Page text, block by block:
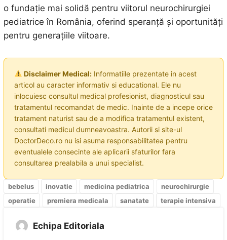
o fundație mai solidă pentru viitorul neurochirurgiei
pediatrice în România, oferind speranță și oportunități
pentru generațiile viitoare.
Disclaimer Medical:Informatiile prezentate in acest
articol au caracter informativ si educational. Ele nu
inlocuiesc consultul medical profesionist, diagnosticul sau
tratamentul recomandat de medic. Inainte de a incepe orice
tratament naturist sau de a modifica tratamentul existent,
consultati medicul dumneavoastra. Autorii si site-ul
DoctorDeco.ro nu isi asuma responsabilitatea pentru
eventualele consecinte ale aplicarii sfaturilor fara
consultarea prealabila a unui specialist.
bebelus inovatie medicina pediatrica
neurochirurgie
operatie
premiera medicala sanatate terapie intensiva
Echipa Editoriala